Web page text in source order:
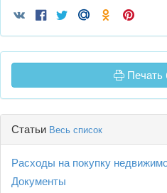
Печать
Статьи Весь список
Расходы на покупку
Документы